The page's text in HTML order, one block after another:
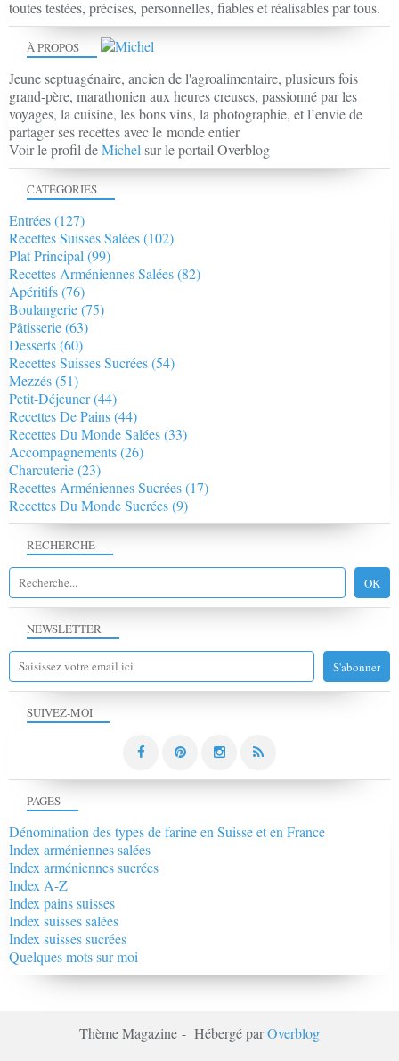
NEWSLETTER
SUIVEZ-MOI
RECHERCHE
toutes testées, précises, personnelles, fiables et réalisables par tous.
À PROPOS
Jeune septuagénaire, ancien de l'agroalimentaire, plusieurs fois
grand-père, marathonien aux heures creuses, passionné par les
voyages, la cuisine, les bons vins, la photographie, et l’envie de
partager ses recettes avec le monde entier
Voir le profil deMichel sur le portail Overblog
PAGES
Dénomination des types de farine en Suisse et en France
Index arméniennes salées
Index arméniennes sucrées
Index A-Z
Index pains suisses
Index suisses salées
Index suisses sucrées
Quelques mots sur moi
CATÉGORIES
Entrées(127)
Recettes Suisses Salées(102)
Plat Principal (99)
Recettes Arméniennes Salées(82)
Apéritifs(76)
Boulangerie(75)
Pâtisserie(63)
Desserts(60)
Recettes Suisses Sucrées(54)
Mezzés(51)
Petit-Déjeuner(44)
Recettes De Pains(44)
Recettes Du Monde Salées(33)
Accompagnements(26)
Charcuterie(23)
Recettes Arméniennes Sucrées(17)
Recettes Du Monde Sucrées(9)
Thème Magazine - Hébergé parOverblog